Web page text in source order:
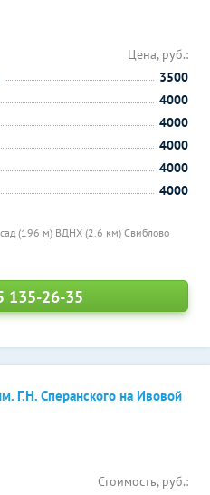
(196 м) ВДНХ (2.6 км) Свиблово
Цена, руб.:
3500
4000
4000
4000
4000
4000
135-26-35
Г.Н. Сперанского на Ивовой
Стоимость, руб.: